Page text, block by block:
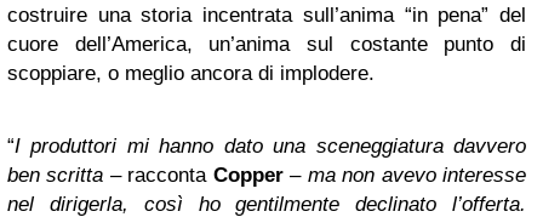
costruire una storia incentrata sull’anima “in pena” del
cuore dell’America, un’anima sul costante punto di
scoppiare, o meglio ancora di implodere.
“I produttori mi hanno dato una sceneggiatura davvero
ben scritta – racconta Copper– ma non avevo interesse
nel dirigerla, così ho gentilmente declinato l’offerta.